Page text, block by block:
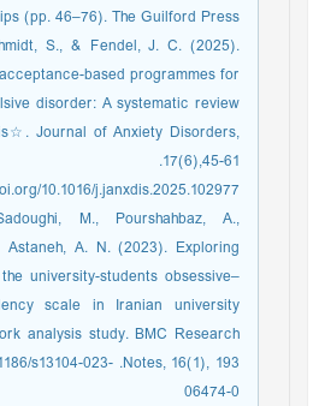
(pp. 46–76). The Guilford Press.
S., & Fendel, J. C. (2025).
based programmes for
disorder: A systematic review
Journal of Anxiety Disorders,
17(6),45-61.‏‏
10.1016/j.janxdis.2025.102977
M., Pourshahbaz, A.,
Astaneh, A. N. (2023). Exploring
university-students obsessive–
scale in Iranian university
analysis study. BMC Research
10.1186/s13104-023-
06474-0